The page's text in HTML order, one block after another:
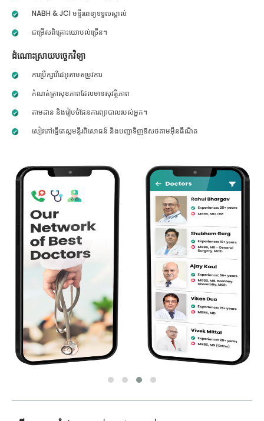
NABH & JCI មន្ទីរពេទ្យទទួលស្គាល់
ជម្រើសពិគ្រោះយោបល់ច្រើន។
ដំណោះស្រាយបច្ចេកវិទ្យា
ការប្រឹក្សាវីដេអូតាមតម្រូវការ
កំណត់ត្រាសុខភាពដែលមានសុវត្ថិភាព
តាមដាន និងរៀបចំផែនការព្យាបាលរបស់អ្នក។
សៀវភៅធ្វើតេស្តមន្ទីរពិសោធន៍ និងបញ្ជាទិញឱសថតាមអ៊ីនធឺណិត